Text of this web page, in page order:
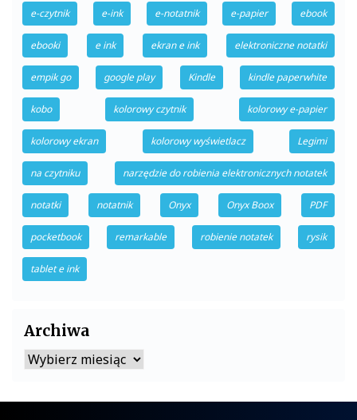
e-czytnik e-ink e-notatnik e-papier ebook
ebooki e ink ekran e ink elektroniczne notatki
empik go google play Kindle kindle paperwhite
kobo kolorowy czytnik kolorowy e-papier
kolorowy ekran kolorowy wyświetlacz Legimi
na czytniku narzędzie do robienia elektronicznych notatek
notatki notatnik Onyx Onyx Boox PDF
pocketbook remarkable robienie notatek rysik
tablet e ink
Archiwa
Archiwa